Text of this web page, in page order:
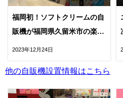
福岡初！ソフトクリームの自
販機が福岡県久留米市の楽市
楽座にオープン
2023年12月24日
他の自販機設置情報はこちら